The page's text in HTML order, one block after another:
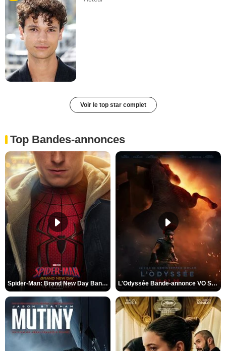
Voir le top star complet
Top Bandes-annonces
Spider-Man: Brand New Day Bande-annonce VO STFR L'Odyssée Bande-annonce VO STFR